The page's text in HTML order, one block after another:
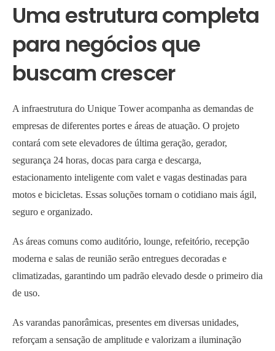
Uma estrutura completa
para negócios que
buscam crescer
A infraestrutura do Unique Tower acompanha as demandas de
empresas de diferentes portes e áreas de atuação. O projeto
contará com sete elevadores de última geração, gerador,
segurança 24 horas, docas para carga e descarga,
estacionamento inteligente com valet e vagas destinadas para
motos e bicicletas. Essas soluções tornam o cotidiano mais ágil,
seguro e organizado.
As áreas comuns como auditório, lounge, refeitório, recepção
moderna e salas de reunião serão entregues decoradas e
climatizadas, garantindo um padrão elevado desde o primeiro dia
de uso.
As varandas panorâmicas, presentes em diversas unidades,
reforçam a sensação de amplitude e valorizam a iluminação